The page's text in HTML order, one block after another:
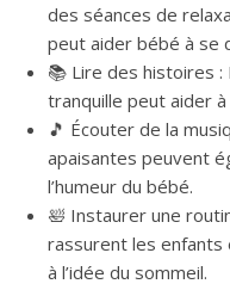
des séances de
peut aider bébé à se
📚 Lire des histoires
tranquille peut aider
🎵 Écouter de la
apaisantes peuvent
l’humeur du bébé.
🛀 Instaurer une
rassurent les
à l’idée du sommeil.